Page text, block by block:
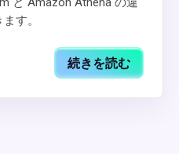
す。
続きを読む